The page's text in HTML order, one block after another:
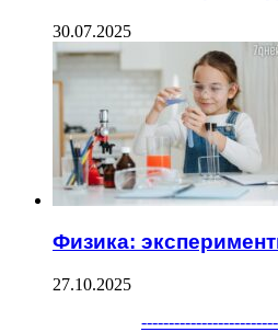
30.07.2025
Физика:
27.10.2025